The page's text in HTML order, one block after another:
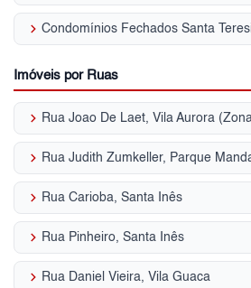
keyboard_arrow_right Condomínios Fechados Santa
Imóveis por Ruas
keyboard_arrow_right Rua Joao De Laet, Vila Aurora
keyboard_arrow_right Rua Judith Zumkeller, Parque
keyboard_arrow_right Rua Carioba, Santa Inês
keyboard_arrow_right Rua Pinheiro, Santa Inês
keyboard_arrow_right Rua Daniel Vieira, Vila Guaca